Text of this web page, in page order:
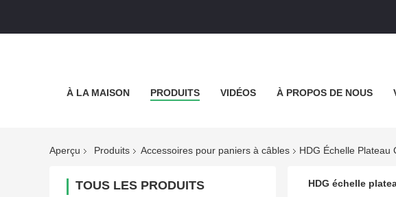
À LA MAISON PRODUITS VIDÉOS À PROPOS DE NOUS
Aperçu Produits Accessoires pour paniers à câbles HDG Échelle Plateau
TOUS LES PRODUITS HDG échelle